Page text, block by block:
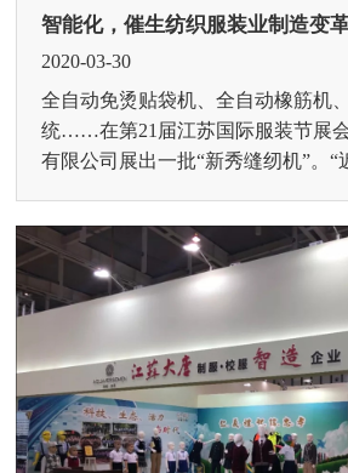
智能化，催生纺织服装业制造变
2020-03-30
全自动免烫贴袋机、全自动橡筋机
统……在第21届江苏国际服装节展
有限公司展出一批“新秀缝纫机”。“
学。”友达技术工...